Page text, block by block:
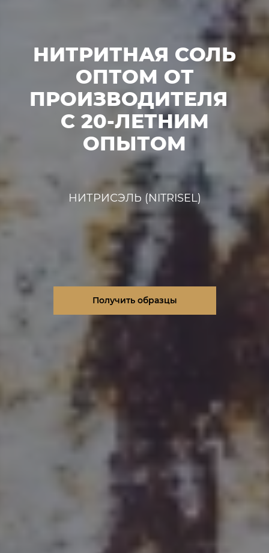
НИТРИТНАЯ СОЛЬ
ОПТОМ ОТ
ПРОИЗВОДИТЕЛЯ
С 20-ЛЕТНИМ
ОПЫТОМ
НИТРИСЭЛЬ (NITRISEL)
Получить образцы